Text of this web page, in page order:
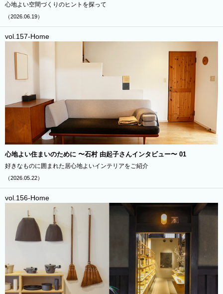
心地よい空間づくりのヒントを探って
（2026.06.19）
vol.157-Home
心地よい住まいのために 〜石村 由起子さんインタビュー〜 01
好きなものに囲まれた居心地よいインテリアをご紹介
（2026.05.22）
vol.156-Home